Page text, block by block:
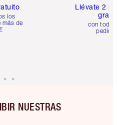
los
más de
Llévate 2
gratis
con
NUESTRAS